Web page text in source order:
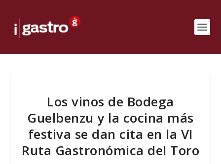
Los vinos de Bodega
Guelbenzu y la cocina más
festiva se dan cita en la VI
Ruta Gastronómica del Toro